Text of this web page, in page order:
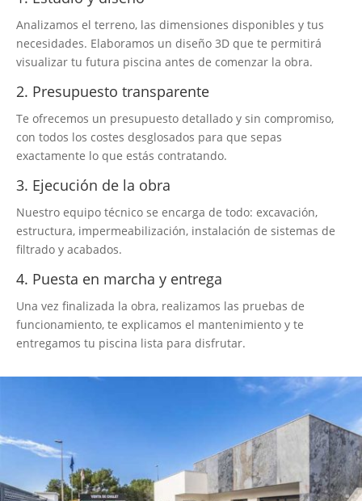
Analizamos el terreno, las dimensiones disponibles y tus
necesidades. Elaboramos un diseño 3D que te permitirá
visualizar tu futura piscina antes de comenzar la obra.
2. Presupuesto transparente
Te ofrecemos un presupuesto detallado y sin compromiso,
con todos los costes desglosados para que sepas
exactamente lo que estás contratando.
3. Ejecución de la obra
Nuestro equipo técnico se encarga de todo: excavación,
estructura, impermeabilización, instalación de sistemas de
filtrado y acabados.
4. Puesta en marcha y entrega
Una vez finalizada la obra, realizamos las pruebas de
funcionamiento, te explicamos el mantenimiento y te
entregamos tu piscina lista para disfrutar.